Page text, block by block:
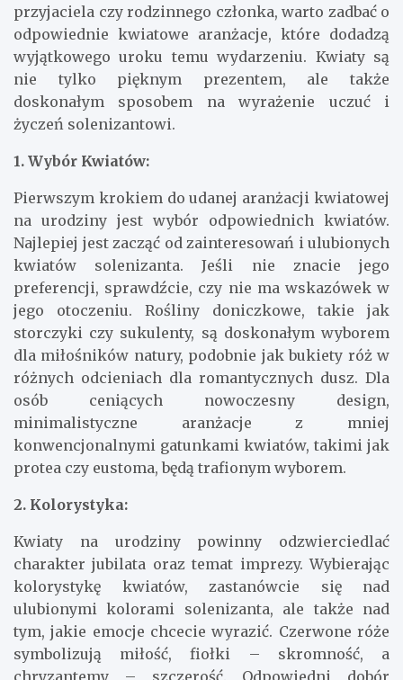
przyjaciela czy rodzinnego członka, warto zadbać o
odpowiednie kwiatowe aranżacje, które dodadzą
wyjątkowego uroku temu wydarzeniu. Kwiaty są
nie tylko pięknym prezentem, ale także
doskonałym sposobem na wyrażenie uczuć i
życzeń solenizantowi.
1. Wybór Kwiatów:
Pierwszym krokiem do udanej aranżacji kwiatowej
na urodziny jest wybór odpowiednich kwiatów.
Najlepiej jest zacząć od zainteresowań i ulubionych
kwiatów solenizanta. Jeśli nie znacie jego
preferencji, sprawdźcie, czy nie ma wskazówek w
jego otoczeniu. Rośliny doniczkowe, takie jak
storczyki czy sukulenty, są doskonałym wyborem
dla miłośników natury, podobnie jak bukiety róż w
różnych odcieniach dla romantycznych dusz. Dla
osób ceniących nowoczesny design,
minimalistyczne aranżacje z mniej
konwencjonalnymi gatunkami kwiatów, takimi jak
protea czy eustoma, będą trafionym wyborem.
2. Kolorystyka:
Kwiaty na urodziny powinny odzwierciedlać
charakter jubilata oraz temat imprezy. Wybierając
kolorystykę kwiatów, zastanówcie się nad
ulubionymi kolorami solenizanta, ale także nad
tym, jakie emocje chcecie wyrazić. Czerwone róże
symbolizują miłość, fiołki – skromność, a
chryzantemy – szczerość. Odpowiedni dobór